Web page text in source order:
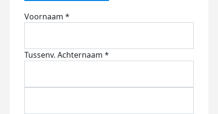
Voornaam *
Tussenv. Achternaam *